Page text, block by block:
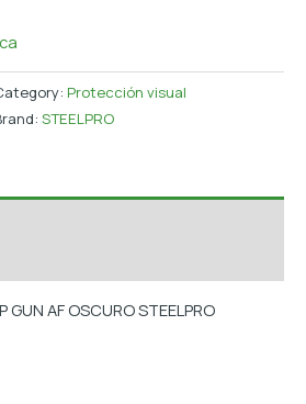
Protección visual
STEELPRO
GUN AF OSCURO STEELPRO